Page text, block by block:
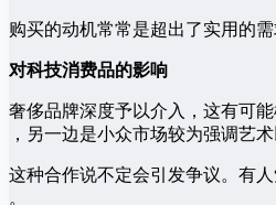
购买的动机常常是超出了实用的
对科技消费品的影响
奢侈品牌深度予以介入，这有可
，另一边是小众市场较为强调艺术
这种合作说不定会引发争议。有
。